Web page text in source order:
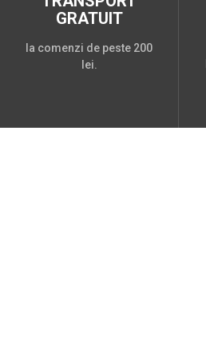
GRATUIT
la comenzi de peste 200
lei.